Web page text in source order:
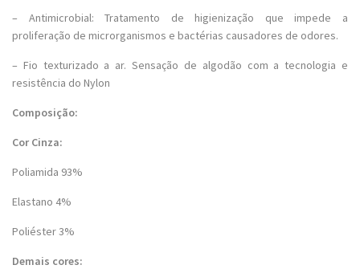
– Antimicrobial: Tratamento de higienização que impede a
proliferação de microrganismos e bactérias causadores de odores.
– Fio texturizado a ar. Sensação de algodão com a tecnologia e
resistência do Nylon
Composição:
Cor Cinza:
Poliamida 93%
Elastano 4%
Poliéster 3%
Demais cores: